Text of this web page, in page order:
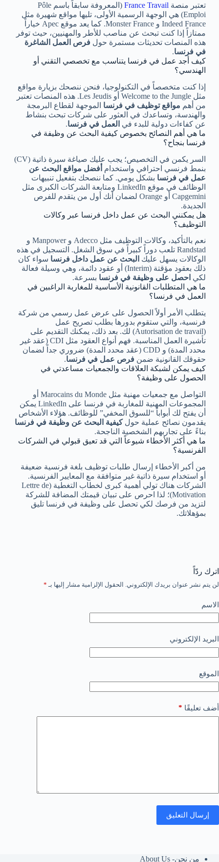
تعتبر منصة France Travail
(المعروفة سابقاً باسم Pôle
Emploi) هي الوجهة الرسمية الأولى، تليها مواقع شهيرة مثل
Indeed France و Monster France. كما يعد موقع Apec خياراً
ممتازاً إذا كنت تبحث عن مناصب للأطر والمهنيين، حيث توفر
هذه المنصات تحديثات مستمرة حول فرص العمل الشاغرة
في فرنسا.
كيف أجد عمل في فرنسا يتناسب مع تخصصي التقني أو
الهندسي؟
إذا كنت متخصصاً في التكنولوجيا، فنحن ننصحك بزيارة مواقع
مثل Welcome to the Jungle أو Les Jeudis. هذه المنصات تعتبر
من أهم مواقع توظيف في فرنسا الموجهة لقطاع البرمجة
والهندسة، وتساعدك في العثور على شركات تبحث بنشاط
عن كفاءات دولية للبدء في العمل في فرنسا.
ما هي أهم النصائح بخصوص كيفية البحث عن وظيفة في
فرنسا بنجاح؟
السر يكمن في التخصيص؛ يجب عليك صياغة سيرة ذاتية (CV)
بنمط فرنسي احترافي واستخدام أفضل مواقع البحث عن
عمل في فرنسا بشكل يومي. كما ننصحك بتفعيل تنبيهات
الوظائف في موقع LinkedIn ومتابعة الشركات الكبرى مثل
Capgemini أو Orange لضمان أنك أول من يتقدم للفرص
الجديدة.
هل يمكنني البحث عن عمل داخل فرنسا عبر وكالات
التوظيف؟
نعم بالتأكيد، وكالات التوظيف مثل Adecco و Manpower و
Randstad تلعب دوراً كبيراً في سوق الشغل. التسجيل في هذه
الوكالات يسهل عليك البحث عن عمل داخل فرنسا سواء كان
ذلك بعقود مؤقتة (Interim) أو عقود دائمة، وهي وسيلة فعالة
لكي احصل على وظيفة في فرنسا بسرعة.
ما هي المتطلبات القانونية الأساسية للمغاربة الراغبين في
العمل في فرنسا؟
يتطلب الأمر أولاً الحصول على عرض عمل رسمي من شركة
فرنسية، والتي ستقوم بدورها بطلب تصريح عمل
(Autorisation de travail) لك. بعد ذلك، يمكنك التقديم على
تأشيرة العمل المناسبة. فهم أنواع العقود مثل CDI (عقد غير
محدد المدة) و CDD (عقد محدد المدة) ضروري جداً لضمان
حقوقك القانونية ضمن فرص عمل في فرنسا.
كيف يمكن لشبكة العلاقات والجمعيات مساعدتي في
الحصول على وظيفة؟
التواصل مع جمعيات مهنية مثل Marocains du Monde أو
المجموعات المهنية للمغاربة في فرنسا على LinkedIn يمكن
أن يفتح لك أبواباً “للسوق المخفي” للوظائف. هؤلاء الأشخاص
يقدمون نصائح عملية حولكيفية البحث عن وظيفة في فرنسا
بناءً على تجاربهم الشخصية الناجحة.
ما هي أكثر الأخطاء شيوعاً التي قد تعيق قبولي في الشركات
الفرنسية؟
من أكبر الأخطاء إرسال طلبات توظيف بلغة فرنسية ضعيفة
أو استخدام سيرة ذاتية غير متوافقة مع المعايير الفرنسية.
الشركات هناك تولي أهمية كبرى لخطاب التغطية (Lettre de
Motivation)؛ لذا احرص على تبيان قيمتك المضافة للشركة
لتزيد من فرصك لكي تحصل على وظيفة في فرنسا تليق
بمؤهلاتك.
اترك ردّاً
لن يتم نشر عنوان بريدك الإلكتروني. الحقول الإلزامية مشار إليها بـ *
الاسم
البريد الإلكتروني
الموقع
أضف تعليقًا *
إرسال التعليق
من نحن- About Us